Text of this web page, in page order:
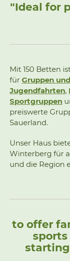
"Ideal for
Mit 150 Betten
für Gruppen
Jugendfahrten,
Sportgruppen
preiswerte
Sauerland.
Unser Haus
Winterberg für
und die Region
to offer